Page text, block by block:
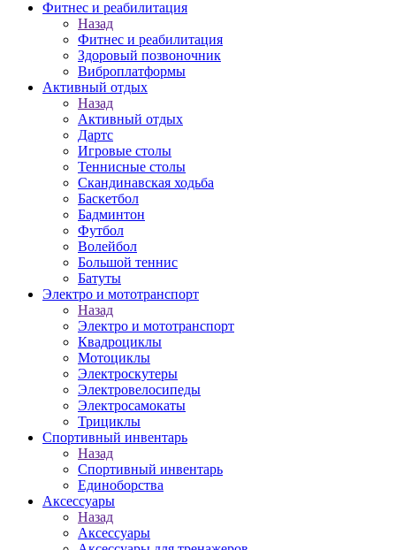
Фитнес и реабилитация
Назад
Фитнес и реабилитация
Здоровый позвоночник
Виброплатформы
Активный отдых
Назад
Активный отдых
Дартс
Игровые столы
Теннисные столы
Скандинавская ходьба
Баскетбол
Бадминтон
Футбол
Волейбол
Большой теннис
Батуты
Электро и мототранспорт
Назад
Электро и мототранспорт
Квадроциклы
Мотоциклы
Электроскутеры
Электровелосипеды
Электросамокаты
Трициклы
Спортивный инвентарь
Назад
Спортивный инвентарь
Единоборства
Аксессуары
Назад
Аксессуары